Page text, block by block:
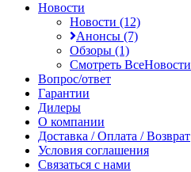
Новости
Новости (12)
Анонсы (7)
Обзоры (1)
Смотреть ВсеНовости
Вопрос/ответ
Гарантии
Дилеры
О компании
Доставка / Оплата / Возврат
Условия соглашения
Связаться с нами